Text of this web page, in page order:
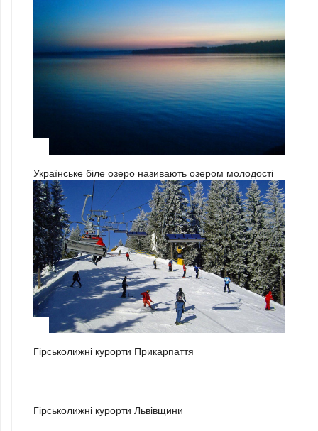
Українське біле озеро називають озером молодості
Гірськолижні курорти Прикарпаття
Гірськолижні курорти Львівщини